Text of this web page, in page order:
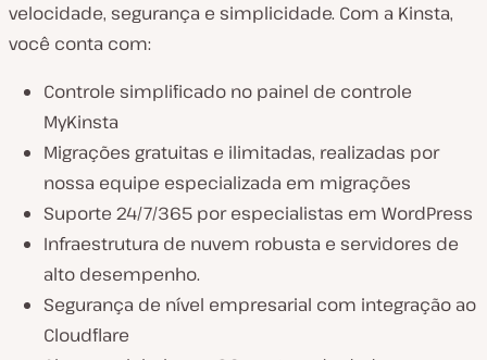
velocidade, segurança e simplicidade. Com a Kinsta,
você conta com:
Controle simplificado no painel de controle
MyKinsta
Migrações gratuitas e ilimitadas, realizadas por
nossa equipe especializada em migrações
Suporte 24/7/365 por especialistas em WordPress
Infraestrutura de nuvem robusta e servidores de
alto desempenho.
Segurança de nível empresarial com integração ao
Cloudflare